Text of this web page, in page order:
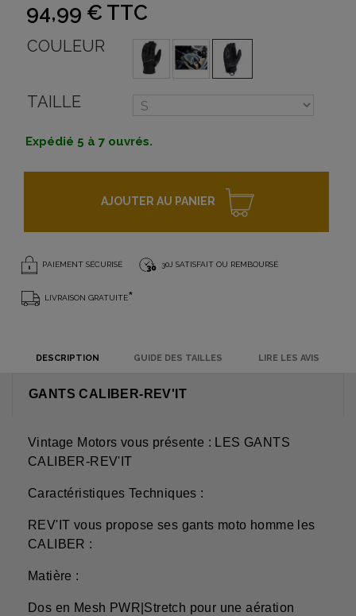
94,99 € TTC
COULEUR
TAILLE
Expédié 5 à 7 ouvrés.
AJOUTER AU PANIER
PAIEMENT SÉCURISÉ 30J SATISFAIT OU REMBOURSÉ
LIVRAISON GRATUITE*
DESCRIPTION GUIDE DES TAILLES LIRE LES AVIS
GANTS CALIBER-REV'IT
Vintage Motors vous présente : LES GANTS
CALIBER-REV'IT
Caractéristiques Techniques :
REV'IT vous propose ses gants moto homme les
CALIBER :
Matière :
Dos en Mesh PWR|Stretch pour une aération